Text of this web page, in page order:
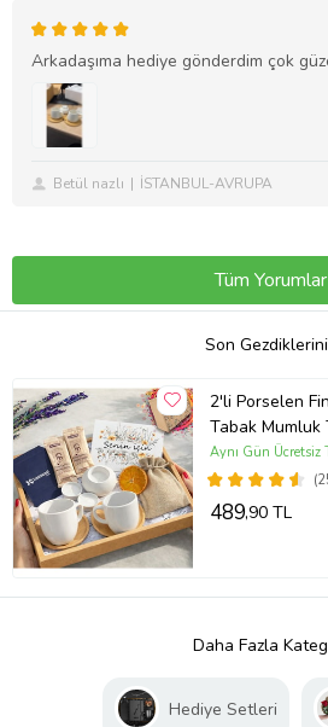
Arkadaşıma hediye gönderdim çok
Betül nazlı İSTANBUL-AVRUPA
Tüm Yorumlar
Son
2'li Porselen
Tabak Mumluk
Hediye Kutusu
Aynı Gün Ücretsiz
489,90 TL
Daha Fazla
Hediye Setleri